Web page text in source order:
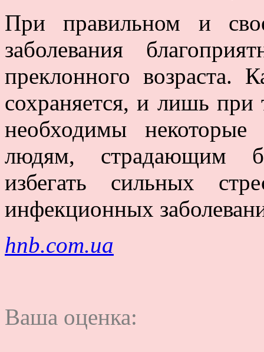
При правильном и
заболевания
преклонного возраста.
сохраняется, и лишь при
необходимы
людям, страдающим
избегать сильных
инфекционных
hnb.com.ua
Ваша оценка: